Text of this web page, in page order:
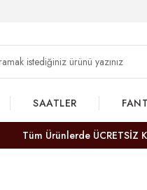
SAATLER
Tüm Ürünlerde ÜCRETSİZ